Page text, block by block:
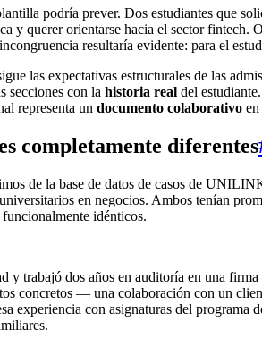
podría prever. Dos estudiantes que
y querer orientarse hacia el sector
resultaría evidente: para el
las expectativas estructurales de las
secciones con la historia real del
representa un documento colaborativo
completamente diferentes
de la base de datos de casos de
en negocios. Ambos tenían
idénticos.
y trabajó dos años en auditoría en una
concretos — una colaboración con un
experiencia con asignaturas del